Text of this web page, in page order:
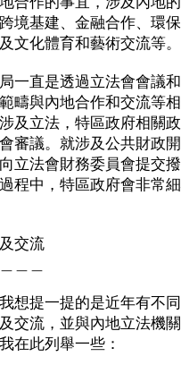
境基建、金融合作、環
文化體育和藝術交流等。
直是透過立法會會議和
疇與內地合作和交流等
及立法，特區政府相關
審議。就涉及公共財政
立法會財務委員會提交
程中，特區政府會非常
交流
提一提的是近年有不同
交流，並與內地立法機
在此列舉一些：